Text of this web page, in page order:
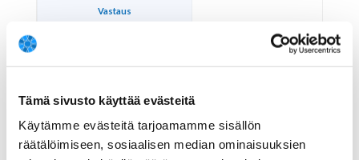
Tämä sivusto käyttää evästeitä
Käytämme evästeitä tarjoamamme sisällön
räätälöimiseen, sosiaalisen median ominaisuuksien
Vastaus
Kommentti
Koko paneelin varmuus (mediaani)
Epävarma